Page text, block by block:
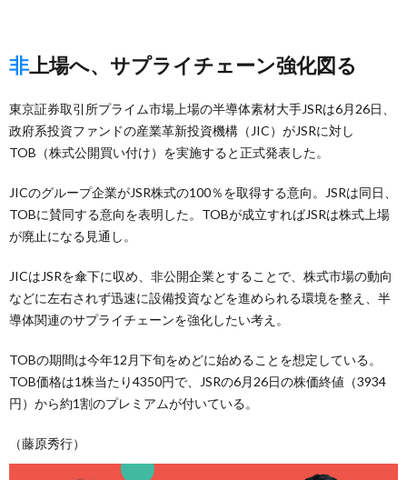
非上場へ、サプライチェーン強化図る
東京証券取引所プライム市場上場の半導体素材大手JSRは6月26日、
政府系投資ファンドの産業革新投資機構（JIC）がJSRに対し
TOB（株式公開買い付け）を実施すると正式発表した。
JICのグループ企業がJSR株式の100％を取得する意向。JSRは同日、
TOBに賛同する意向を表明した。TOBが成立すればJSRは株式上場
が廃止になる見通し。
JICはJSRを傘下に収め、非公開企業とすることで、株式市場の動向
などに左右されず迅速に設備投資などを進められる環境を整え、半
導体関連のサプライチェーンを強化したい考え。
TOBの期間は今年12月下旬をめどに始めることを想定している。
TOB価格は1株当たり4350円で、JSRの6月26日の株価終値（3934
円）から約1割のプレミアムが付いている。
（藤原秀行）